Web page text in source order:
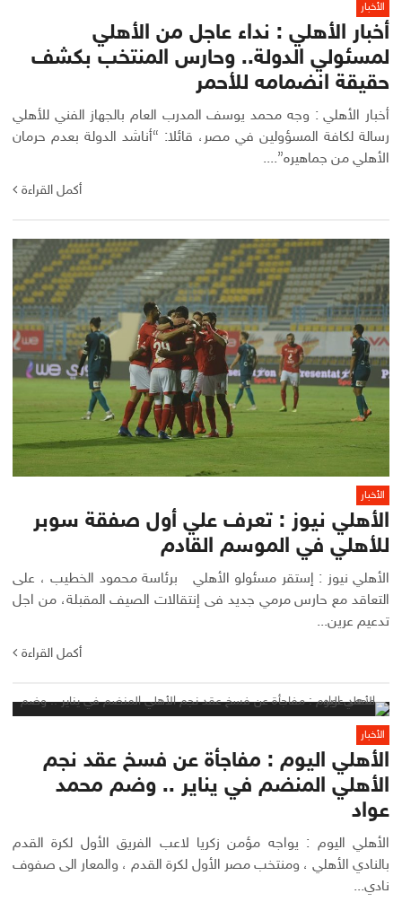
الأخبار
أخبار الأهلي : نداء عاجل من الأهلي
لمسئولي الدولة.. وحارس المنتخب بكشف
حقيقة انضمامه للأحمر
أخبار الأهلي : وجه محمد يوسف المدرب العام بالجهاز الفني للأهلي
رسالة لكافة المسؤولين في مصر، قائلا: “أناشد الدولة بعدم حرمان
الأهلي من جماهيره”....
أكمل القراءة
الأخبار
الأهلي نيوز : تعرف علي أول صفقة سوبر
للأهلي في الموسم القادم
الأهلي نيوز : إستقر مسئولو الأهلي برئاسة محمود الخطيب ، على
التعاقد مع حارس مرمي جديد فى إنتقالات الصيف المقبلة، من اجل
تدعيم عرين...
أكمل القراءة
الأخبار
الأهلي اليوم : مفاجأة عن فسخ عقد نجم
الأهلي المنضم في يناير .. وضم محمد
عواد
الأهلي اليوم : يواجه مؤمن زكريا لاعب الفريق الأول لكرة القدم
بالنادي الأهلي ، ومنتخب مصر الأول لكرة القدم ، والمعار الى صفوف
نادي...